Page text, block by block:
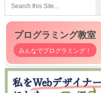
プログラミング教室
みんなでプログラミング！